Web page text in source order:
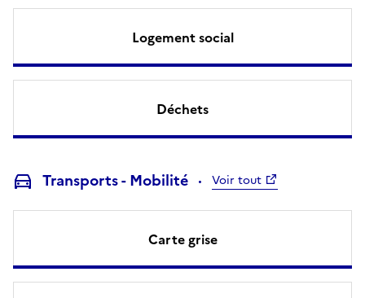
Logement social
Déchets
Transports - Mobilité Voir tout
Carte grise